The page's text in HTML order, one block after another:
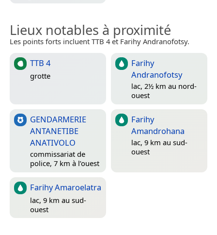
Lieux notables à proximité
Les points forts incluent TTB 4 et Farihy Andranofotsy.
TTB 4
grotte
Farihy
Andranofotsy
lac, 2½ km au nord-
ouest
GENDARMERIE
ANTANETIBE
ANATIVOLO
commissariat de
police, 7 km à l’ouest
Farihy
Amandrohana
lac, 9 km au sud-
ouest
Farihy Amaroelatra
lac, 9 km au sud-
ouest